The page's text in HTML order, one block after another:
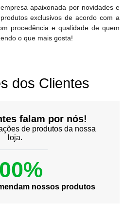
apaixonada por novidades e
exclusivos de acordo com a
procedência e qualidade de quem
o que mais gosta!
dos Clientes
falam por nós!
de produtos da nossa
loja.
nossos produtos